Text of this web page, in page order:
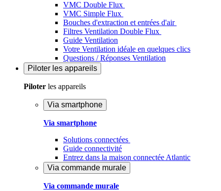
VMC Double Flux
VMC Simple Flux
Bouches d'extraction et entrées d'air
Filtres Ventilation Double Flux
Guide Ventilation
Votre Ventilation idéale en quelques clics
Questions / Réponses Ventilation
Piloter les appareils
Piloter les appareils
Via smartphone
Via smartphone
Solutions connectées
Guide connectivité
Entrez dans la maison connectée Atlantic
Via commande murale
Via commande murale